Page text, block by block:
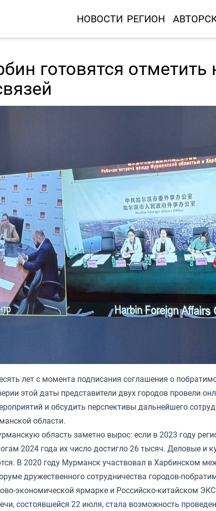
НОВОСТИ РЕГИОН
готовятся отметить
лет с момента подписания соглашения о
этой даты представители двух городов провели
и обсудить перспективы дальнейшего
области.
область заметно вырос: если в 2023 году
2024 года их число достигло 26 тысяч. Деловые и
В 2020 году Мурманск участвовал в Харбинском
дружественного сотрудничества городов-
экономической ярмарке и Российско-китайском
состоявшейся 22 июля, стала возможность